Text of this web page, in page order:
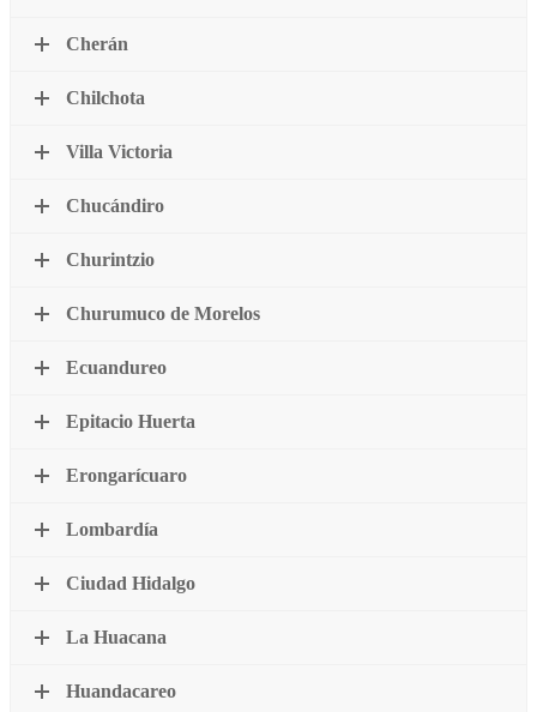
Cherán
Chilchota
Villa Victoria
Chucándiro
Churintzio
Churumuco de Morelos
Ecuandureo
Epitacio Huerta
Erongarícuaro
Lombardía
Ciudad Hidalgo
La Huacana
Huandacareo